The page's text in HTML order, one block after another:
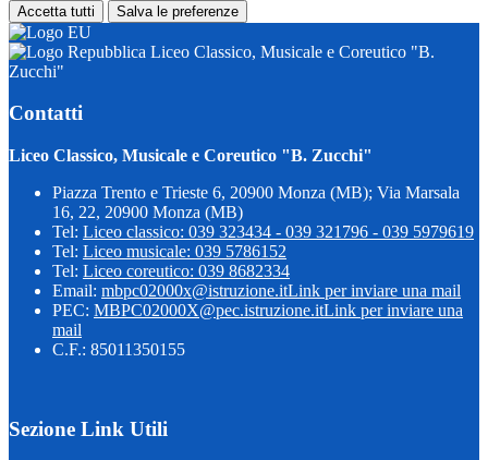
Accetta tutti Salva le preferenze
Liceo Classico, Musicale e Coreutico "B.
Zucchi"
Contatti
Liceo Classico, Musicale e Coreutico "B. Zucchi"
Piazza Trento e Trieste 6, 20900 Monza (MB); Via Marsala
16, 22, 20900 Monza (MB)
Tel: Liceo classico: 039 323434 - 039 321796 - 039 5979619
Tel: Liceo musicale: 039 5786152
Tel: Liceo coreutico: 039 8682334
Email: mbpc02000x@istruzione.itLink per inviare una mail
PEC: MBPC02000X@pec.istruzione.itLink per inviare una
mail
C.F.: 85011350155
Sezione Link Utili